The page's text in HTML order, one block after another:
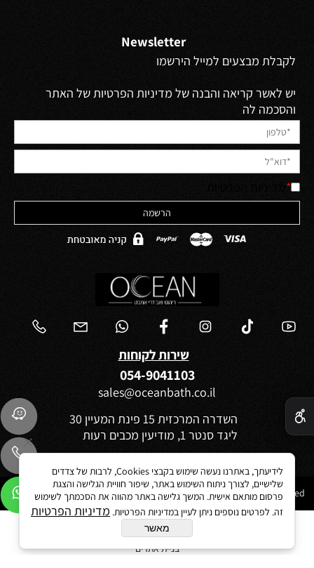
Newsletter
לקבלת מבצעים למייל הירשמו
יש לאשר קריאה והבנה של מדיניות הפרטיות של האתר
והסכמה לה
*
שירות לקוחות
054-9041103
sales@oceanbath.co.il
השדרה המרכזית 15 פינת המעיין 30
ליגד סנטר 1, מודיעין מכבים רעות
בניית אתרים
לידיעתך, באתרנו נעשה שימוש בקבצי Cookies, לרבות של צדדים
שלישיים, לצורך ניתוח השימוש באתר, שיפור חוויית הגלישה והצגת
פרסום מותאם אישית. המשך גלישה באתר מהווה את הסכמתך לשימוש
זה. לפרטים נוספים ניתן לעיין במדיניות הפרטיות. מדיניות הפרטיות
מאשר